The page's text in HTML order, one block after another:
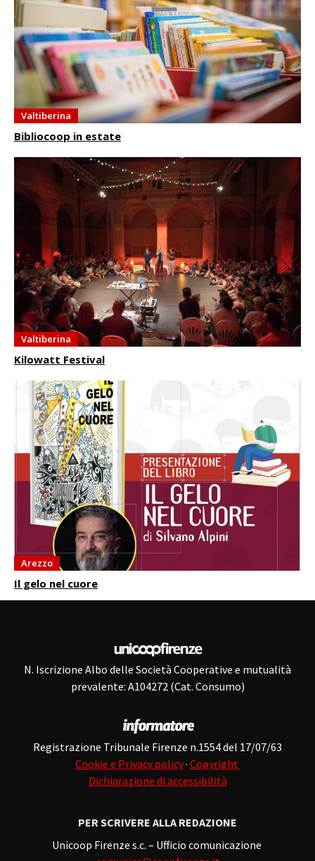
Valtiberina
Bibliocoop in estate
Valtiberina
Kilowatt Festival
Arezzo
Il gelo nel cuore
N. Iscrizione Albo delle Società Cooperative e mutualità
prevalente: A104272 (Cat. Consumo)
Registrazione Tribunale Firenze n.1554 del 17/07/63
Cookie e Privacy policy· Copyright
Dichiarazione di accessibilità
PER SCRIVERE ALLA REDAZIONE
Unicoop Firenze s.c. – Ufficio comunicazione